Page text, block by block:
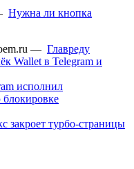
Нужна ли кнопка
— Главреду
Wallet в Telegram и
исполнил
закроет турбо-страницы